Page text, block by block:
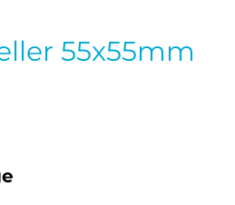
55x55mm